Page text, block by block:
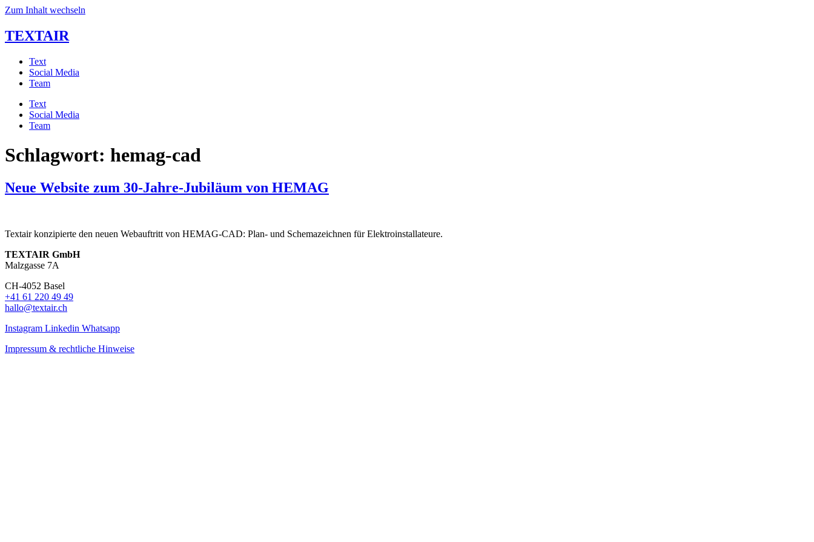
Zum Inhalt wechseln
TEXTAIR
Text
Social Media
Team
Text
Social Media
Team
Schlagwort: hemag-cad
Neue Website zum 30-Jahre-Jubiläum von HEMAG
Textair konzipierte den neuen Webauftritt von HEMAG-CAD: Plan- und Schemazeichnen für Elektroinstallateure.
TEXTAIR GmbH
Malzgasse 7A
CH-4052 Basel
+41 61 220 49 49
hallo@textair.ch
Instagram Linkedin Whatsapp
Impressum & rechtliche Hinweise